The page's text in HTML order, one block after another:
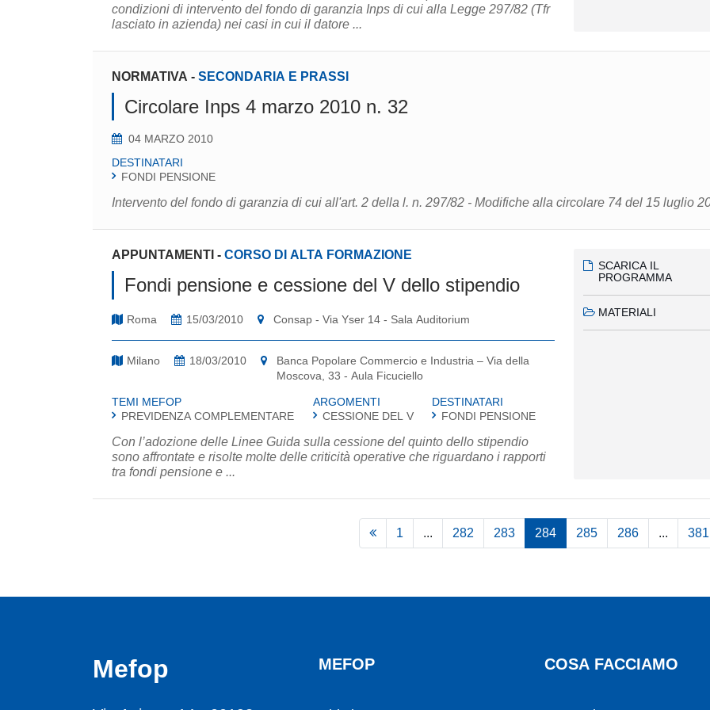
condizioni di intervento del fondo di garanzia Inps di cui alla Legge 297/82 (Tfr
lasciato in azienda) nei casi in cui il datore ...
NORMATIVA - SECONDARIA E PRASSI
Circolare Inps 4 marzo 2010 n. 32
04 MARZO 2010
DESTINATARI
FONDI PENSIONE
Intervento del fondo di garanzia di cui all'art. 2 della l. n. 297/82 - Modifiche alla circolare 74 del 15 luglio
APPUNTAMENTI - CORSO DI ALTA FORMAZIONE
Fondi pensione e cessione del V dello stipendio
Roma 15/03/2010 Consap - Via Yser 14 - Sala Auditorium
Milano 18/03/2010
Banca Popolare Commercio e Industria – Via della
Moscova, 33 - Aula Ficuciello
TEMI MEFOP
PREVIDENZA COMPLEMENTARE
ARGOMENTI
CESSIONE DEL V
DESTINATARI
FONDI PENSIONE
Con l’adozione delle Linee Guida sulla cessione del quinto dello stipendio
sono affrontate e risolte molte delle criticità operative che riguardano i rapporti
tra fondi pensione e ...
SCARICA IL
PROGRAMMA
MATERIALI
1 ... 282 283 284 285 286 ... 381
Mefop MEFOP COSA FACCIAMO